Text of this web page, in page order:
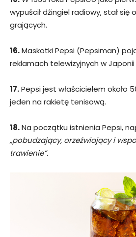
wypuścił dżingiel radiowy, stał się
grających.
16.Maskotki Pepsi (Pepsiman)
reklamach telewizyjnych w
17.Pepsi jest właścicielem około
jeden na rakietę tenisową.
18.Na początku istnienia Pepsi,
„pobudzający, orzeźwiający i
trawienie”.